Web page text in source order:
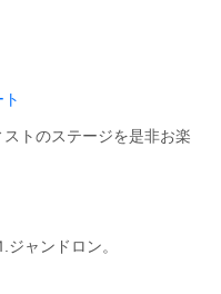
トのステージを是非お楽
ャンドロン。